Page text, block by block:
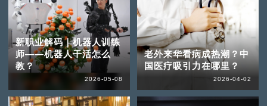
新职业解码｜机器人训练
师——机器人干活怎么
教？
2026-05-08
老外来华看病成热潮？中
国医疗吸引力在哪里？
2026-04-02